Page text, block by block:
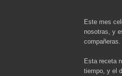
Este mes
nosotras, y
compañeras.
Esta receta
tiempo, y el